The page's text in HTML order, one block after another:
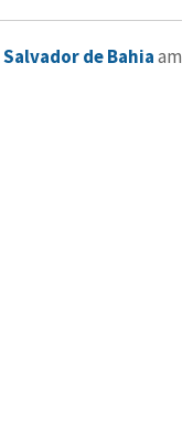
Salvador de Bahiaam